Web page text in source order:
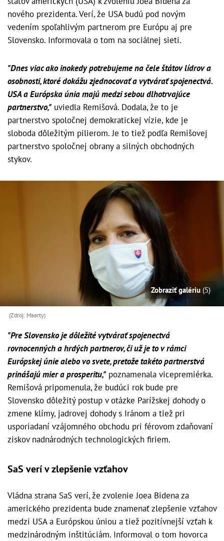
nového prezidenta. Verí, že USA budú pod novým
vedením spoľahlivým partnerom pre Európu aj pre
Slovensko. Informovala o tom na sociálnej sieti.
"Dnes viac ako inokedy potrebujeme na čele štátov lídrov a
osobnosti, ktoré dokážu zjednocovať a vytvárať spojenectvá.
USA a Európska únia majú medzi sebou dlhotrvajúce
partnerstvo," uviedla Remišová. Dodala, že to je
partnerstvo spoločnej demokratickej vízie, kde je
sloboda dôležitým pilierom. Je to tiež podľa Remišovej
partnerstvo spoločnej obrany a silných obchodných
stykov.
Zobraziť galériu (5)
(Zdroj: Maarty)
"Pre Slovensko je dôležité vytvárať spojenectvá
rovnocenných a hrdých partnerov, či už je to v rámci
Európskej únie alebo vo svete, pretože takéto partnerstvá
prinášajú mier a prosperitu," poznamenala vicepremiérka.
Remišová pripomenula, že budúci rok bude pre
Slovensko dôležitý postup v otázke Parížskej dohody o
zmene klímy, jadrovej dohody s Iránom a tiež pri
usporiadaní vzájomného obchodu pri férovom zdaňovaní
ziskov nadnárodných technologických firiem.
SaS verí v zlepšenie vzťahov
Vládna strana SaS verí, že zvolenie Joea Bidena za
amerického prezidenta bude znamenať zlepšenie vzťahov
medzi USA a Európskou úniou a tiež pozitívnejší vzťah k
medzinárodným inštitúciám. Informoval o tom hovorca